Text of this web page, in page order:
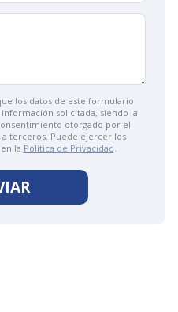
los datos de este formulario
solicitada, siendo la
otorgado por el
a terceros. Puede ejercer los
la Política de Privacidad